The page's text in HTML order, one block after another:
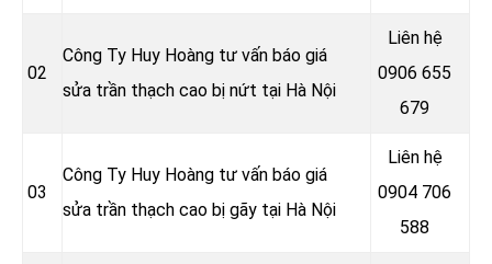
02
Công Ty Huy Hoàng tư vấn báo giá
sửa trần thạch cao bị nứt tại Hà Nội
Liên hệ
0906 655
679
03
Công Ty Huy Hoàng tư vấn báo giá
sửa trần thạch cao bị gãy tại Hà Nội
Liên hệ
0904 706
588